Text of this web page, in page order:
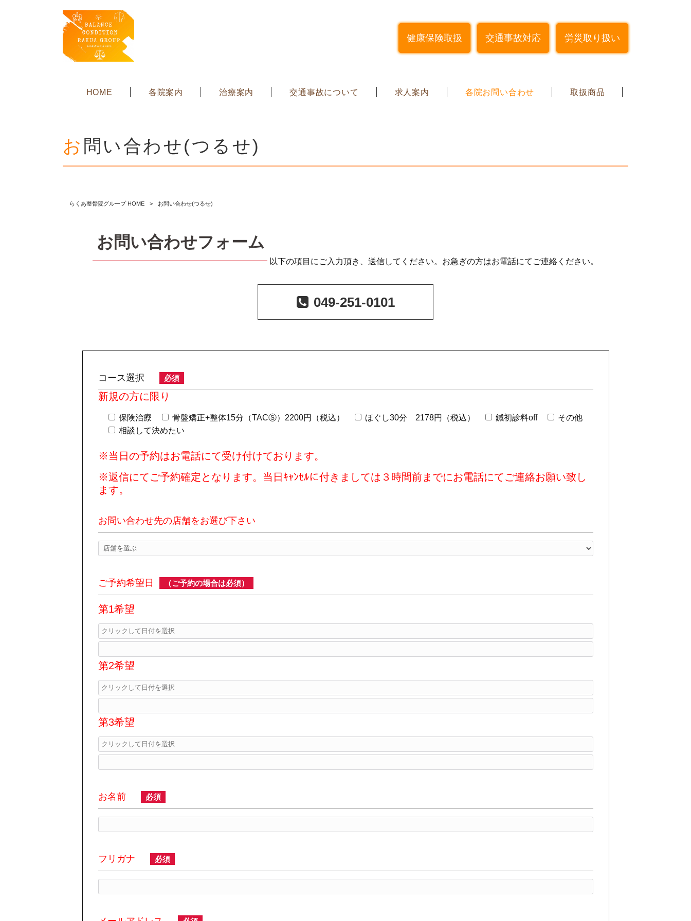
健康保険取扱 交通事故対応 労災取り扱い
HOME 各院案内 治療案内 交通事故について 求人案内 各院お問い合わせ 取扱商品
お問い合わせ(つるせ)
らくあ整骨院グループ HOME > お問い合わせ(つるせ)
お問い合わせフォーム
以下の項目にご入力頂き、送信してください。お急ぎの方はお電話にてご連絡ください。
049-251-0101
コース選択 必須
新規の方に限り
保険治療 骨盤矯正+整体15分（TACⓈ）2200円（税込） ほぐし30分 2178円（税込） 鍼初診料off
その他
相談して決めたい
※当日の予約はお電話にて受け付けております。
※返信にてご予約確定となります。当日ｷｬﾝｾﾙに付きましては３時間前までにお電話にてご連絡お願い致し
ます。
お問い合わせ先の店舗をお選び下さい
ご予約希望日 （ご予約の場合は必須）
第1希望
第2希望
第3希望
お名前 必須
フリガナ 必須